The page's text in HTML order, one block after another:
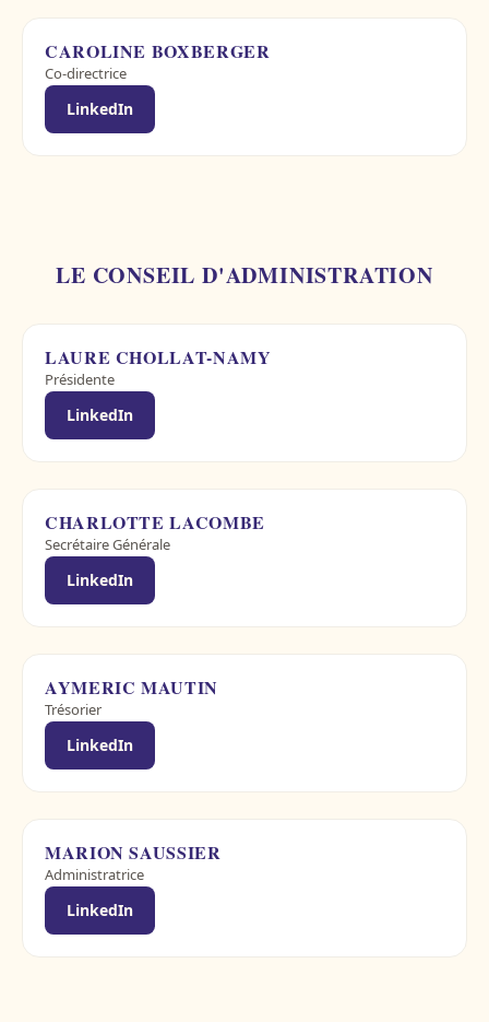
CAROLINE BOXBERGER
Co-directrice
LinkedIn
LE CONSEIL D'ADMINISTRATION
LAURE CHOLLAT-NAMY
Présidente
LinkedIn
CHARLOTTE LACOMBE
Secrétaire Générale
LinkedIn
AYMERIC MAUTIN
Trésorier
LinkedIn
MARION SAUSSIER
Administratrice
LinkedIn